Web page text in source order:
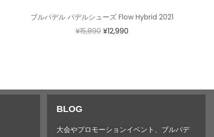
ブルパデル パデルシューズ Flow Hybrid 2021
¥15,890 ¥12,990
BLOG
大会やプロモーションイベント、ブルパデ